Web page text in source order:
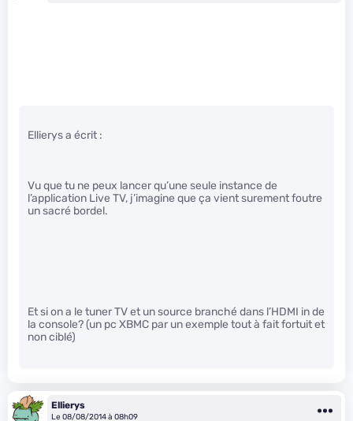
Ellierys a écrit :
Vu que tu ne peux lancer qu’une seule instance de
l’application Live TV, j’imagine que ça vient surement foutre
un sacré bordel.
Et si on a le tuner TV et un source branché dans l’HDMI in de
la console? (un pc XBMC par un exemple tout à fait fortuit et
non ciblé)
Ellierys
Le 08/08/2014 à 08h09